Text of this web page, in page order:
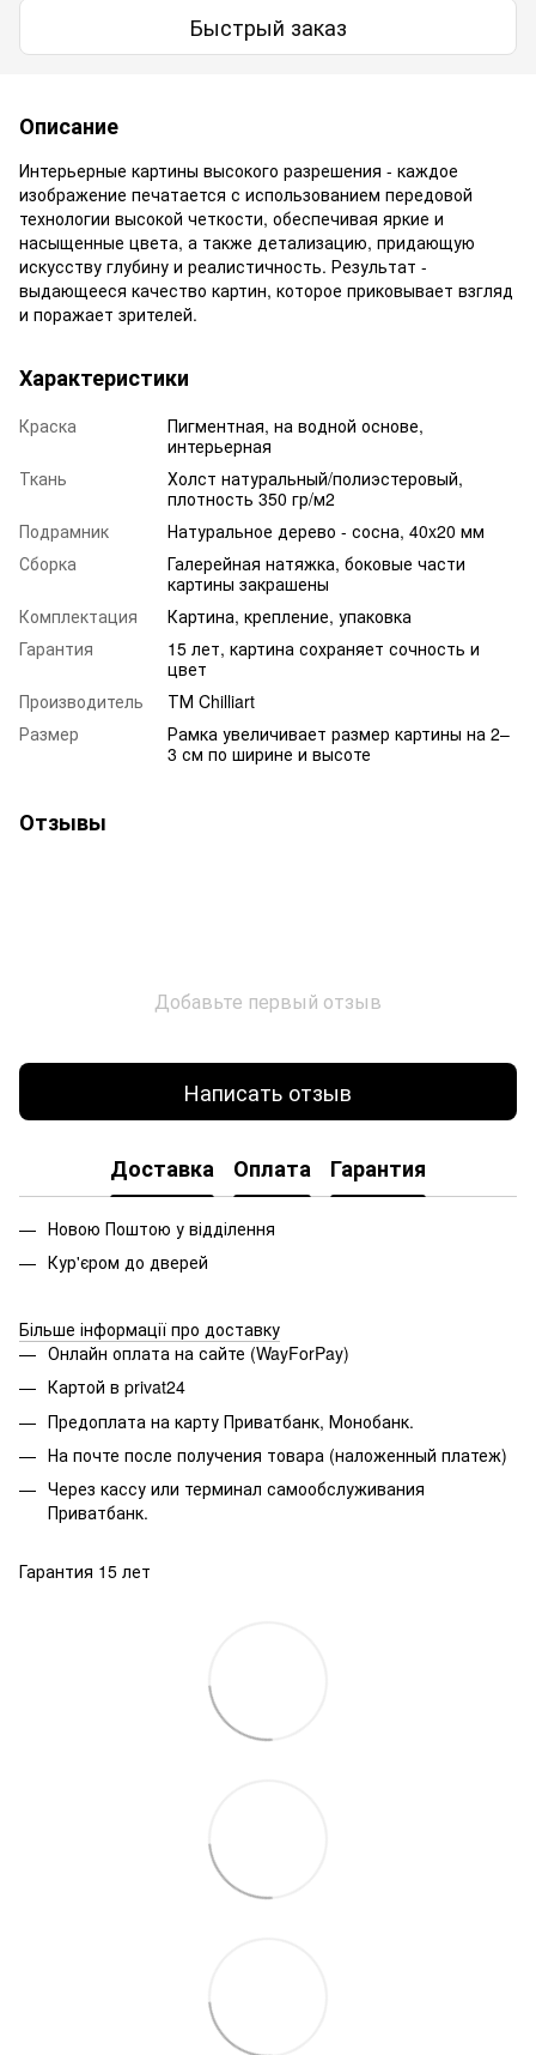
Быстрый заказ
Описание
Интерьерные картины высокого разрешения - каждое
изображение печатается с использованием передовой
технологии высокой четкости, обеспечивая яркие и
насыщенные цвета, а также детализацию, придающую
искусству глубину и реалистичность. Результат -
выдающееся качество картин, которое приковывает взгляд
и поражает зрителей.
Характеристики
Краска
Пигментная, на водной основе,
интерьерная
Ткань
Холст натуральный/полиэстеровый,
плотность 350 гр/м2
Подрамник
Натуральное дерево - сосна, 40x20 мм
Сборка
Галерейная натяжка, боковые части
картины закрашены
Комплектация
Картина, крепление, упаковка
Гарантия
15 лет, картина сохраняет сочность и
цвет
Производитель
ТМ Chilliart
Размер
Рамка увеличивает размер картины на 2–
3 см по ширине и высоте
Отзывы
Добавьте первый отзыв
Написать отзыв
Доставка Оплата Гарантия
Новою Поштою у відділення
Кур'єром до дверей
Більше інформації про доставку
Онлайн оплата на сайте (WayForPay)
Картой в privat24
Предоплата на карту Приватбанк, Монобанк.
На почте после получения товара (наложенный платеж)
Через кассу или терминал самообслуживания
Приватбанк.
Гарантия 15 лет